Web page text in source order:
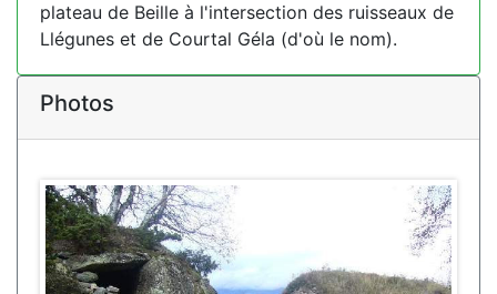
plateau de Beille à l'intersection des ruisseaux de
Llégunes et de Courtal Géla (d'où le nom).
Photos